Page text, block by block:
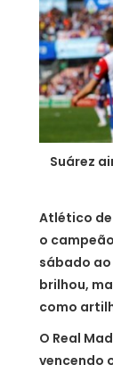
Suárez
Atlético de
o
sábado ao
brilhou,
como
O Real
vencendo